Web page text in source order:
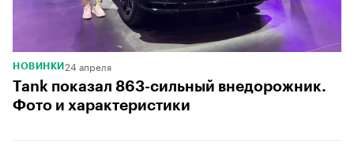
НОВИНКИ 24 апреля
Tank показал 863-сильный внедорожник.
Фото и характеристики